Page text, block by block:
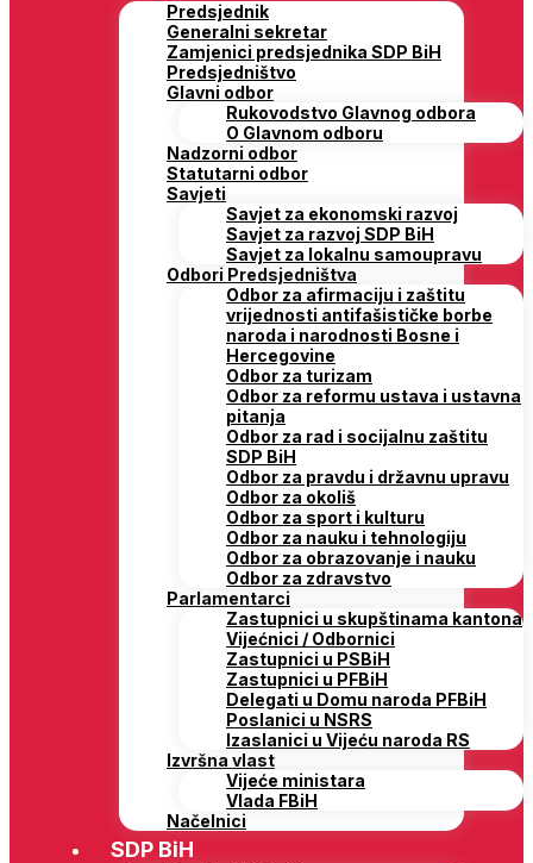
Predsjednik
Generalni sekretar
Zamjenici predsjednika SDP BiH
Predsjedništvo
Glavni odbor
Rukovodstvo Glavnog odbora
O Glavnom odboru
Nadzorni odbor
Statutarni odbor
Savjeti
Savjet za ekonomski razvoj
Savjet za razvoj SDP BiH
Savjet za lokalnu samoupravu
Odbori Predsjedništva
Odbor za afirmaciju i zaštitu
vrijednosti antifašističke borbe
naroda i narodnosti Bosne i
Hercegovine
Odbor za turizam
Odbor za reformu ustava i ustavna
pitanja
Odbor za rad i socijalnu zaštitu
SDP BiH
Odbor za pravdu i državnu upravu
Odbor za okoliš
Odbor za sport i kulturu
Odbor za nauku i tehnologiju
Odbor za obrazovanje i nauku
Odbor za zdravstvo
Parlamentarci
Zastupnici u skupštinama kantona
Vijećnici / Odbornici
Zastupnici u PSBiH
Zastupnici u PFBiH
Delegati u Domu naroda PFBiH
Poslanici u NSRS
Izaslanici u Vijeću naroda RS
Izvršna vlast
Vijeće ministara
Vlada FBiH
Načelnici
SDP BiH